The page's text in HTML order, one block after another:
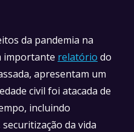
da pandemia na
importante relatório do
apresentam um
civil foi atacada de
incluindo
da vida